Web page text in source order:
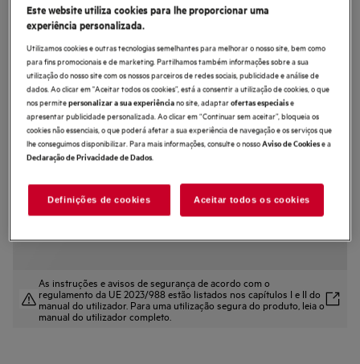
CP7400T
Forno compacto Série 7000
MealAssist com SteamBake com
Display CookSmart Touch 4,3 '', com
WiFi
4.7 (185)
Ficha de informação do produto
Benefícios
Forno 7000 MealAssist com SteamBake para cozinhar de forma uniforme.
SteamBake usa vapor para alcançar os melhores resultados de cozedura.
CookSmart Touch – controle as funções do forno com um simples deslizar.
As instruções e avisos de segurança de acordo com o
regulamento da UE 2023/988 estão listados nos capítulos I e II do
manual do utilizador. Para uma utilização segura do produto, leia o
manual do utilizador completo.
Este website utiliza cookies para lhe proporcionar uma
experiência personalizada.
Utilizamos cookies e outras tecnologias semelhantes para melhorar o nosso site, bem como
para fins promocionais e de marketing. Partilhamos também informações sobre a sua
utilização do nosso site com os nossos parceiros de redes sociais, publicidade e análise de
dados. Ao clicar em "Aceitar todos os cookies”, está a consentir a utilização de cookies, o que
nos permitepersonalizar a sua experiênciano site, adaptarofertas especiaise
apresentar publicidade personalizada. Ao clicar em “Continuar sem aceitar”, bloqueia os
cookies não essenciais, o que poderá afetar a sua experiência de navegação e os serviços que
lhe conseguimos disponibilizar. Para mais informações, consulte o nossoAviso de Cookiese a
Declaração de Privacidade de Dados.
Definições de cookies Aceitar todos os cookies